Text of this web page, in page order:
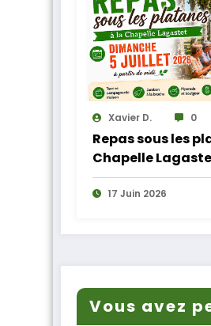
Xavier D. 0
Repas sous les
Chapelle
17 Juin 2026
Vous avez